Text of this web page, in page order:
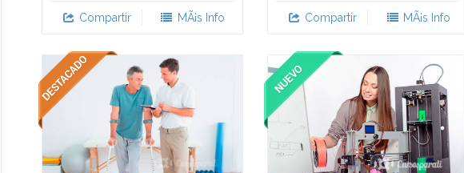
Compartir MÃ¡s Info Compartir MÃ¡s Info